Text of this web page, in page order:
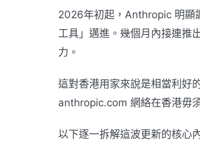
2026年初起，Anthropic 明顯
工具」邁進。幾個月內接連推
力。
這對香港用家來說是相當利好
anthropic.com 網絡在香港毋
以下逐一拆解這波更新的核心